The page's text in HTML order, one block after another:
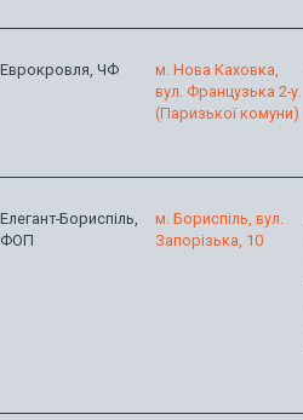
Еврокровля, ЧФ
м. Нова Каховка,
вул. Французька 2-у.
(Паризької комуни)
Елегант-Бориспіль,
ФОП
м. Бориспіль, вул.
Запорізька, 10